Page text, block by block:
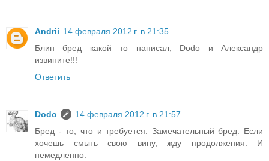
Andrii 14 февраля 2012 г. в 21:35
Блин бред какой то написал, Dodo и Александр
извините!!!
Ответить
Dodo
14 февраля 2012 г. в 21:57
Бред - то, что и требуется. Замечательный бред. Если
хочешь смыть свою вину, жду продолжения. И
немедленно.